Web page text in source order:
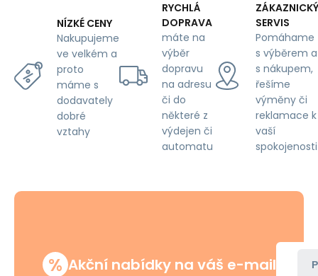
NÍZKÉ CENY
Nakupujeme
ve velkém a
proto
máme s
dodavately
dobré
vztahy
RYCHLÁ
DOPRAVA
máte na
výběr
dopravu
na adresu
či do
některé z
výdejen či
automatu
ZÁKAZNICKÝ
SERVIS
Pomáhame
s výběrem a
s nákupem,
řešíme
výměny či
reklamace k
vaší
spokojenosti
% Akční nabídky na váš e-mail